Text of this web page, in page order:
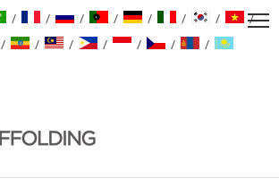
/ / / / / / /
/
/ / / / / / /